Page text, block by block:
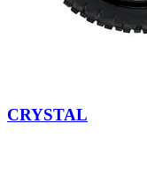
CRYSTAL